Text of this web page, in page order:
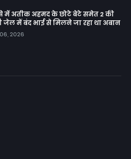
में अतीक अहमद के छोटे बेटे समेत 2 की
जेल में बंद भाई से मिलने जा रहा था अबान
2026